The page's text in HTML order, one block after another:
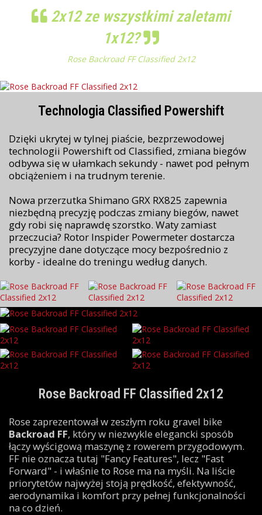
2x12 ze wszystkimi zaletami
1x12?
Rose Backroad FF Classified 2x12
Technologia Classified Powershift
Dzięki ukrytej w tylnej piaście, bezprzewodowej
technologii Powershift od Classified, zmiana biegów
odbywa się w ułamkach sekundy - nawet pod pełnym
obciążeniem i na trudnym terenie.
Nowa przerzutka Shimano GRX RX825 zapewnia
niezbędną precyzję podczas zmiany biegów, nawet
gdy robi się naprawdę szorstko. Waty zamiast
przeczucia? Rotor Inspider Powermeter dostarcza
precyzyjne dane dotyczące mocy bezpośrednio z
korby - idealne do treningu według danych.
Rose Backroad FF Classified 2x12
Rose zaprezentował w zeszłym roku gravel bike
Backroad FF, który w niezwykle elegancki sposób
łączy wyścigową maszynę z rowerem przygodowym.
FF nie oznacza tutaj "Fancy Features", lecz "Fast
Forward" - i właśnie to Rose ma na myśli. Na liście
priorytetów najwyżej stoją prędkość, efektywność,
aerodynamika i komfort przy pełnej funkcjonalności
na co dzień.